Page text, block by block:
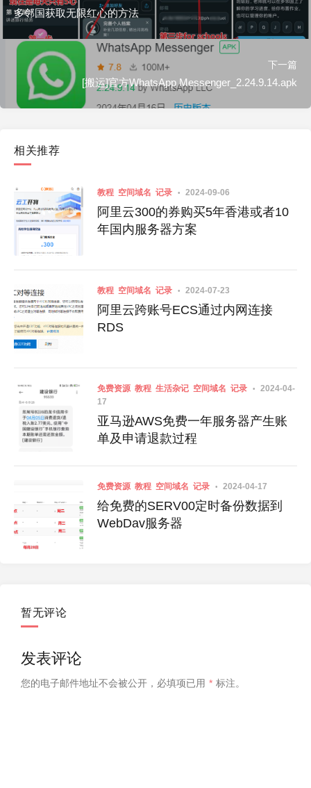
多邻国获取无限红心的方法
下一篇
[搬运]官方WhatsApp Messenger_2.24.9.14.apk
相关推荐
教程 空间域名 记录 2024-09-06
阿里云300的券购买5年香港或者10
年国内服务器方案
教程 空间域名 记录 2024-07-23
阿里云跨账号ECS通过内网连接
RDS
免费资源 教程 生活杂记 空间域名 记录
2024-04-
17
亚马逊AWS免费一年服务器产生账
单及申请退款过程
免费资源 教程 空间域名 记录 2024-04-17
给免费的SERV00定时备份数据到
WebDav服务器
暂无评论
发表评论
您的电子邮件地址不会被公开， 必填项已用 * 标注。